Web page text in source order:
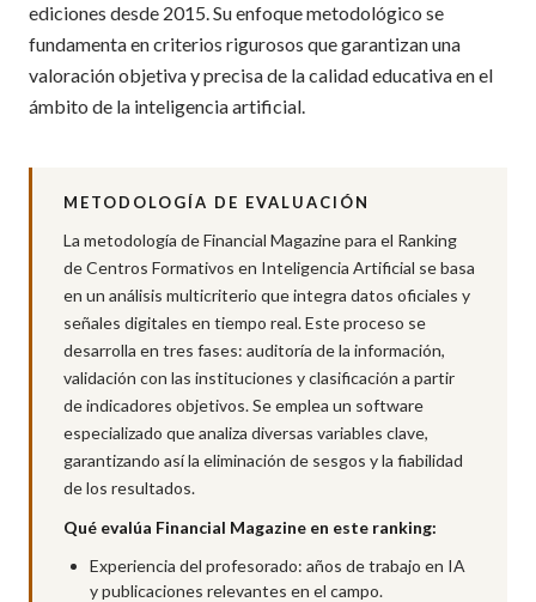
ediciones desde 2015. Su enfoque metodológico se
fundamenta en criterios rigurosos que garantizan una
valoración objetiva y precisa de la calidad educativa en el
ámbito de la inteligencia artificial.
METODOLOGÍA DE EVALUACIÓN
La metodología de Financial Magazine para el Ranking
de Centros Formativos en Inteligencia Artificial se basa
en un análisis multicriterio que integra datos oficiales y
señales digitales en tiempo real. Este proceso se
desarrolla en tres fases: auditoría de la información,
validación con las instituciones y clasificación a partir
de indicadores objetivos. Se emplea un software
especializado que analiza diversas variables clave,
garantizando así la eliminación de sesgos y la fiabilidad
de los resultados.
Qué evalúa Financial Magazine en este ranking:
Experiencia del profesorado: años de trabajo en IA
y publicaciones relevantes en el campo.